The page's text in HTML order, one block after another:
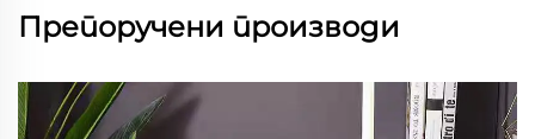
Препоручени производи